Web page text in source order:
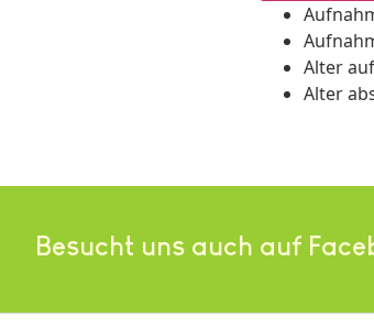
Alter
Alter
Besucht uns auch auf